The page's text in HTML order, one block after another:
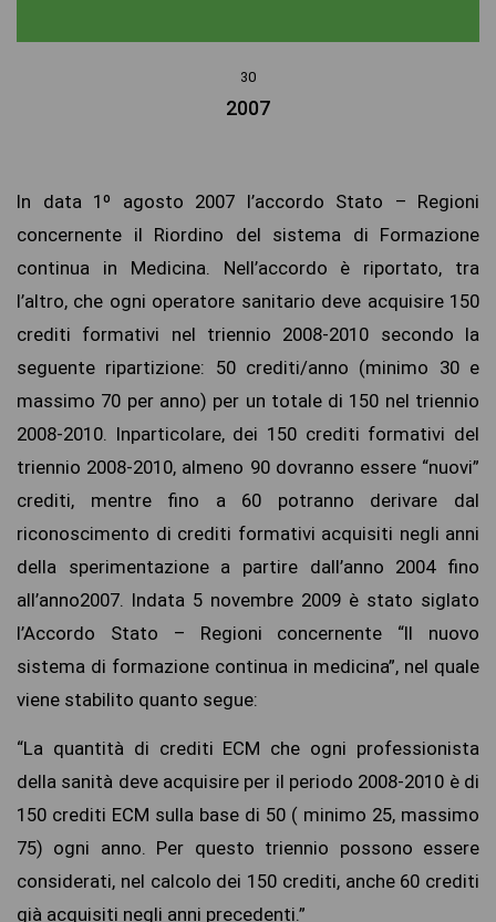
30
2007
In data 1º agosto 2007 l’accordo Stato – Regioni
concernente il Riordino del sistema di Formazione
continua in Medicina. Nell’accordo è riportato, tra
l’altro, che ogni operatore sanitario deve acquisire 150
crediti formativi nel triennio 2008-2010 secondo la
seguente ripartizione: 50 crediti/anno (minimo 30 e
massimo 70 per anno) per un totale di 150 nel triennio
2008-2010. Inparticolare, dei 150 crediti formativi del
triennio 2008-2010, almeno 90 dovranno essere “nuovi”
crediti, mentre fino a 60 potranno derivare dal
riconoscimento di crediti formativi acquisiti negli anni
della sperimentazione a partire dall’anno 2004 fino
all’anno2007. Indata 5 novembre 2009 è stato siglato
l’Accordo Stato – Regioni concernente “Il nuovo
sistema di formazione continua in medicina”, nel quale
viene stabilito quanto segue:
“La quantità di crediti ECM che ogni professionista
della sanità deve acquisire per il periodo 2008-2010 è di
150 crediti ECM sulla base di 50 ( minimo 25, massimo
75) ogni anno. Per questo triennio possono essere
considerati, nel calcolo dei 150 crediti, anche 60 crediti
già acquisiti negli anni precedenti.”